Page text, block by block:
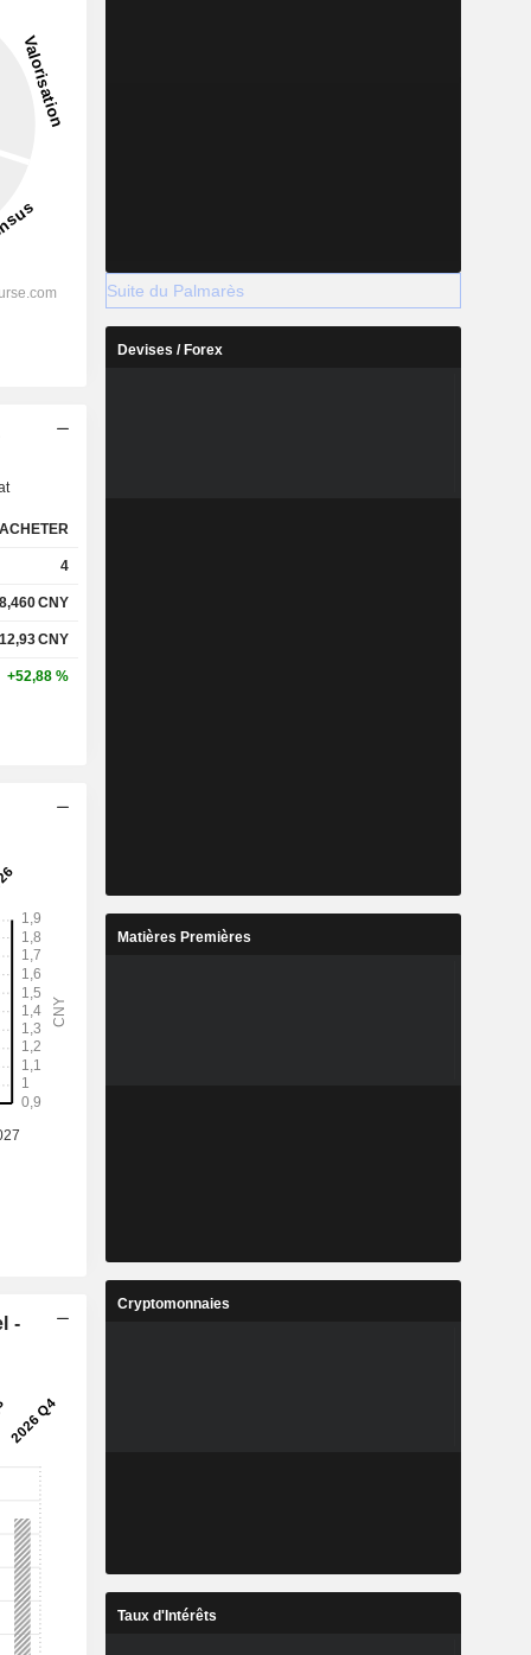
ACHETER
4
8,460CNY
12,93CNY
+52,88 %
-
Suite du Palmarès
Devises / Forex
Matières Premières
Cryptomonnaies
Taux d'Intérêts